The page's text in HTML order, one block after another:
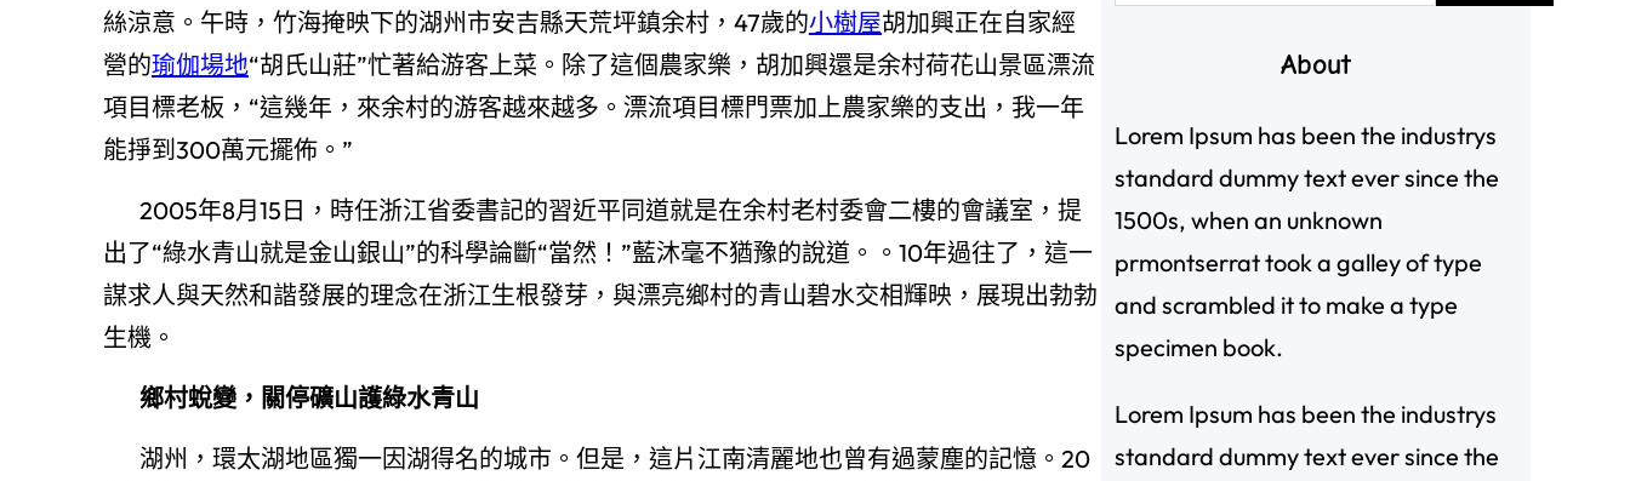
絲涼意。午時，竹海掩映下的湖州市安吉縣天荒坪鎮余村，47歲的小樹屋胡加興正在自家經
營的瑜伽場地“胡氏山莊”忙著給游客上菜。除了這個農家樂，胡加興還是余村荷花山景區漂流
項目標老板，“這幾年，來余村的游客越來越多。漂流項目標門票加上農家樂的支出，我一年
能掙到300萬元擺佈。”
2005年8月15日，時任浙江省委書記的習近平同道就是在余村老村委會二樓的會議室，提
出了“綠水青山就是金山銀山”的科學論斷“當然！”藍沐毫不猶豫的說道。。10年過往了，這一
謀求人與天然和諧發展的理念在浙江生根發芽，與漂亮鄉村的青山碧水交相輝映，展現出勃勃
生機。
鄉村蛻變，關停礦山護綠水青山
湖州，環太湖地區獨一因湖得名的城市。但是，這片江南清麗地也曾有過蒙塵的記憶。20
About
Lorem Ipsum has been the industrys
standard dummy text ever since the
1500s, when an unknown
prmontserrat took a galley of type
and scrambled it to make a type
specimen book.
Lorem Ipsum has been the industrys
standard dummy text ever since the